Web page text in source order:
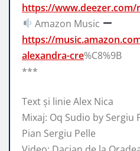
https://
Amazon Music
https://
alexandra-cre%C8%9B
***
Text și linie Alex Nica
Mixaj: Oq Sudio by Sergiu
Pian Sergiu Pelle